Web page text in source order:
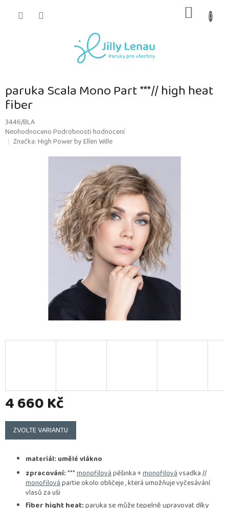
KOŠÍK
paruka Scala Mono Part ***// high heat
fiber
3446/BLA
Průměrné
hodnocení
NeohodnocenoPodrobnosti hodnocení
Značka:High Power by Ellen Wille
4 660 Kč
Měrná
cena:
ZVOLTE VARIANTU
materiál: umělé vlákno
zpracování:***monofilovápěšinka +monofilovávsadka //
monofilovápartie okolo obličeje , která umožňuje vyčesávání
vlasů za uši